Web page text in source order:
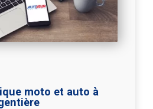
moto et auto à